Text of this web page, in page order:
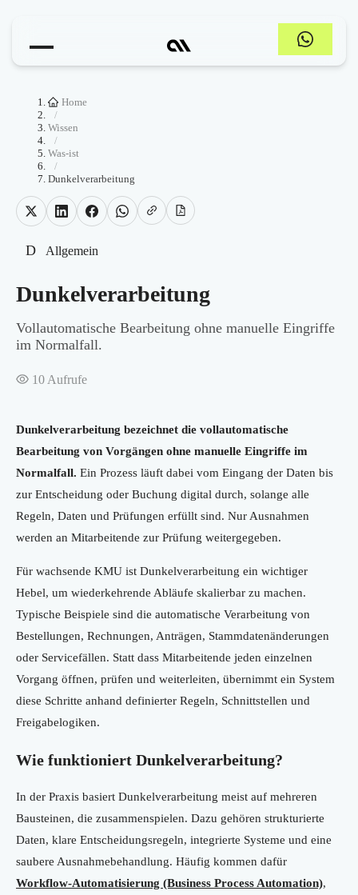
Home
/
Wissen
/
Was-ist
/
Dunkelverarbeitung
D Allgemein
Dunkelverarbeitung
Vollautomatische Bearbeitung ohne manuelle Eingriffe
im Normalfall.
10 Aufrufe
Dunkelverarbeitung bezeichnet die vollautomatische
Bearbeitung von Vorgängen ohne manuelle Eingriffe im
Normalfall. Ein Prozess läuft dabei vom Eingang der Daten bis
zur Entscheidung oder Buchung digital durch, solange alle
Regeln, Daten und Prüfungen erfüllt sind. Nur Ausnahmen
werden an Mitarbeitende zur Prüfung weitergegeben.
Für wachsende KMU ist Dunkelverarbeitung ein wichtiger
Hebel, um wiederkehrende Abläufe skalierbar zu machen.
Typische Beispiele sind die automatische Verarbeitung von
Bestellungen, Rechnungen, Anträgen, Stammdatenänderungen
oder Servicefällen. Statt dass Mitarbeitende jeden einzelnen
Vorgang öffnen, prüfen und weiterleiten, übernimmt ein System
diese Schritte anhand definierter Regeln, Schnittstellen und
Freigabelogiken.
Wie funktioniert Dunkelverarbeitung?
In der Praxis basiert Dunkelverarbeitung meist auf mehreren
Bausteinen, die zusammenspielen. Dazu gehören strukturierte
Daten, klare Entscheidungsregeln, integrierte Systeme und eine
saubere Ausnahmebehandlung. Häufig kommen dafür
Workflow-Automatisierung (Business Process Automation),